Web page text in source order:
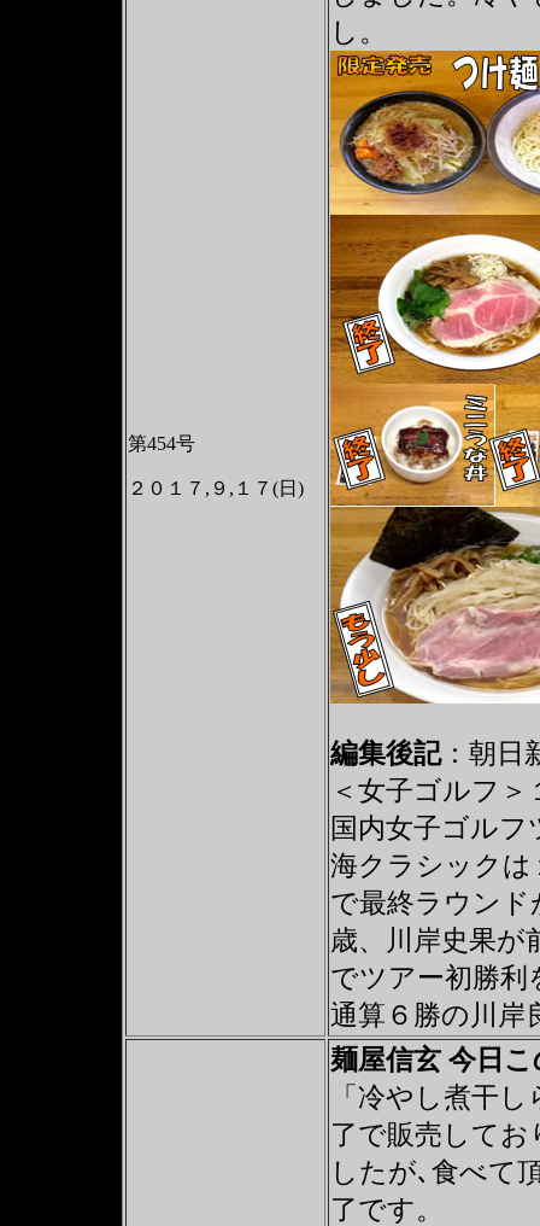
第454号
２０１７,９,１７(日)
し。
編集後記：朝日
＜女子ゴルフ
国内女子ゴル
海クラシックは
で最終ラウンド
歳、川岸史果が
でツアー初勝利
通算６勝の川岸
麺屋信玄 今日
「冷やし煮干
了で販売してお
したが､食べて
了です。